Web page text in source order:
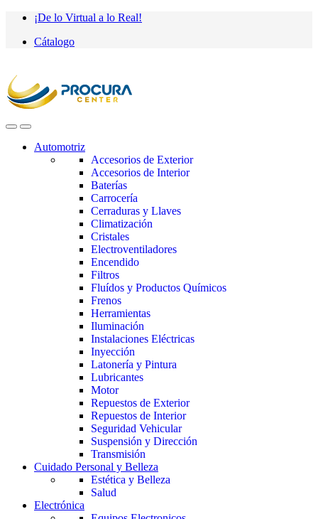
Saltar
navegación
saltar
contenido
¡De lo Virtual a lo Real!
Cátalogo
Automotriz
Accesorios de Exterior
Accesorios de Interior
Baterías
Carrocería
Cerraduras y Llaves
Climatización
Cristales
Electroventiladores
Encendido
Filtros
Fluídos y Productos Químicos
Frenos
Herramientas
Iluminación
Instalaciones Eléctricas
Inyección
Latonería y Pintura
Lubricantes
Motor
Repuestos de Exterior
Repuestos de Interior
Seguridad Vehicular
Suspensión y Dirección
Transmisión
Cuidado Personal y Belleza
Estética y Belleza
Salud
Electrónica